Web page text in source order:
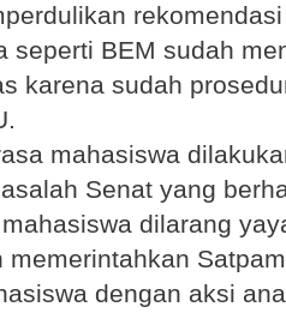
seperti BEM sudah
karena sudah
mahasiswa
Senat yang
dilarang
memerintahkan
dengan aksi